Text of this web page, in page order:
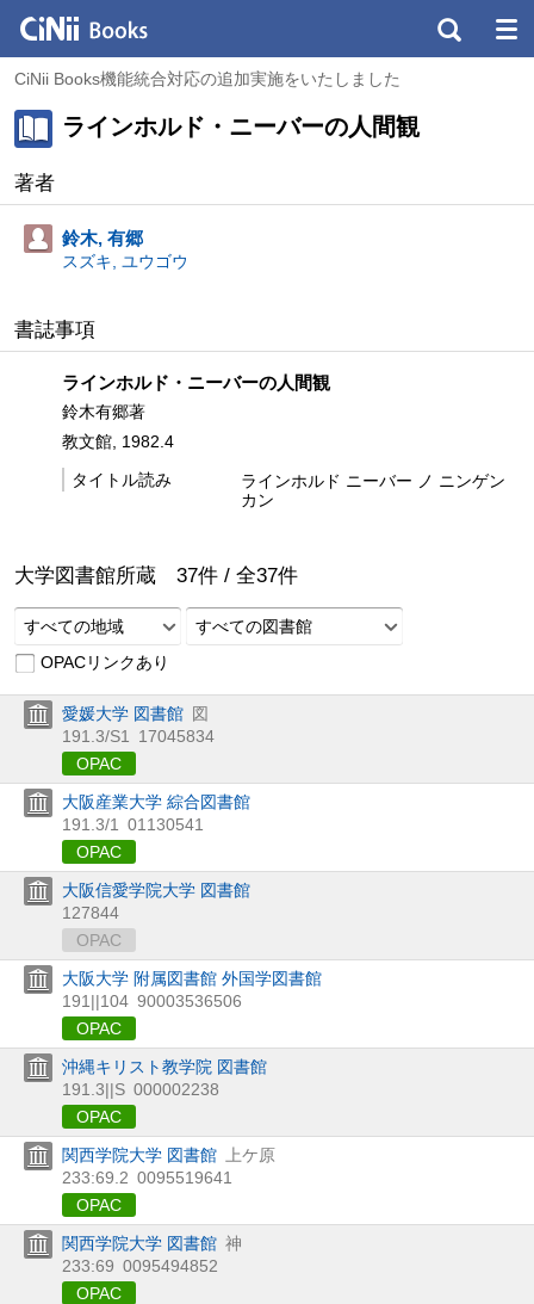
CiNii Books機能統合対応の追加実施をいたしました
ラインホルド・ニーバーの人間観
著者
鈴木, 有郷
スズキ, ユウゴウ
書誌事項
ラインホルド・ニーバーの人間観
鈴木有郷著
教文館, 1982.4
タイトル読み
ラインホルド ニーバー ノ ニンゲン
カン
大学図書館所蔵 37件 / 全37件
すべての地域
すべての図書館
OPACリンクあり
愛媛大学 図書館 図
191.3/S1
17045834
OPAC
大阪産業大学 綜合図書館
191.3/1
01130541
OPAC
大阪信愛学院大学 図書館
127844
OPAC
大阪大学 附属図書館 外国学図書館
191||104 90003536506
OPAC
沖縄キリスト教学院 図書館
191.3||S 000002238
OPAC
関西学院大学 図書館
上ケ原
233:69.2 0095519641
OPAC
関西学院大学 図書館 神
233:69 0095494852
OPAC